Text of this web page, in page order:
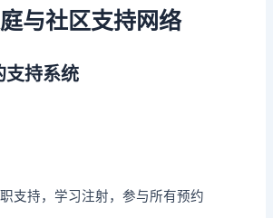
与社区支持网络
支持系统
支持，学习注射，参与所有预约